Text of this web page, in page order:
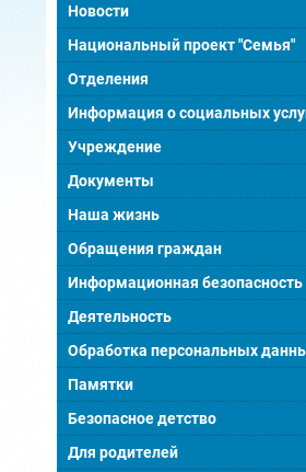
Новости
Национальный проект "Семья"
Отделения
Информация о социальных
Учреждение
Документы
Наша жизнь
Обращения граждан
Информационная безопасность
Деятельность
Обработка персональных
Памятки
Безопасное детство
Для родителей